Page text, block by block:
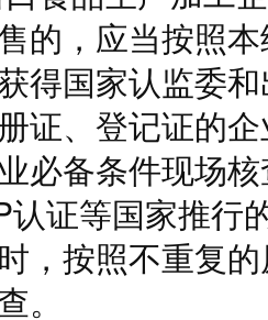
的，应当按照
得国家认监委
证、登记证的
必备条件现场
认证等国家推行
，按照不重复
。